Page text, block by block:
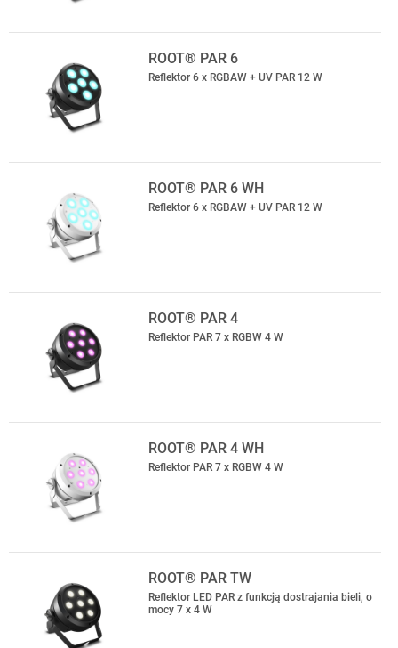
ROOT® PAR 6
Reflektor 6 x RGBAW + UV PAR 12 W
ROOT® PAR 6 WH
Reflektor 6 x RGBAW + UV PAR 12 W
ROOT® PAR 4
Reflektor PAR 7 x RGBW 4 W
ROOT® PAR 4 WH
Reflektor PAR 7 x RGBW 4 W
ROOT® PAR TW
Reflektor LED PAR z funkcją dostrajania bieli, o
mocy 7 x 4 W